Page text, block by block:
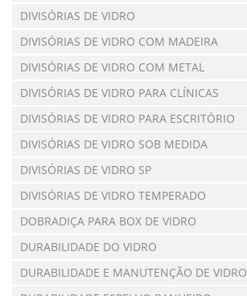
DIVISÓRIAS DE VIDRO
DIVISÓRIAS DE VIDRO COM MADEIRA
DIVISÓRIAS DE VIDRO COM METAL
DIVISÓRIAS DE VIDRO PARA CLÍNICAS
DIVISÓRIAS DE VIDRO PARA ESCRITÓRIO
DIVISÓRIAS DE VIDRO SOB MEDIDA
DIVISÓRIAS DE VIDRO SP
DIVISÓRIAS DE VIDRO TEMPERADO
DOBRADIÇA PARA BOX DE VIDRO
DURABILIDADE DO VIDRO
DURABILIDADE E MANUTENÇÃO DE VIDRO